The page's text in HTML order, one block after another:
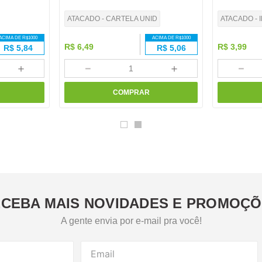
DE R$1000
R$ 5,84
＋
ATACADO - CARTELA UNID
R$ 6,49
ACIMA DE R$1000
R$ 5,06
＋
－
COMPRAR
ATACADO -
R$ 3,99
－
MAIS NOVIDADES E
A gente envia por e-mail pra você!